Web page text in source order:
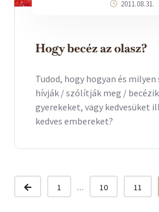
2011.08.31.
Hogy becéz az olasz?
Tudod, hogy hogyan és
hívják / szólítják meg /
gyerekeket, vagy kedvesüket
kedves embereket?
1 ... 10 11